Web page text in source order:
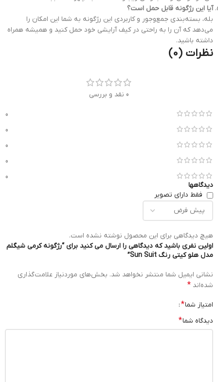
آیا این رژگونه قابل حمل است؟
بله، بسته‌بندی جمع‌وجور و کاربردی این رژگونه به شما این امکان را
می‌دهد که آن را به راحتی در کیف آرایشی خود حمل کنید و همیشه همراه
داشته باشید.
نظرات (0)
0 نقد و بررسی
0
0
0
0
0
دیدگاهها
فقط دارای تصویر
هیچ دیدگاهی برای این محصول نوشته نشده است.
اولین نفری باشید که دیدگاهی را ارسال می کنید برای “رژگونه کرمی شیگلم
مدل هلو کیتی رنگ Sun Suit”
نشانی ایمیل شما منتشر نخواهد شد. بخش‌های موردنیاز علامت‌گذاری
شده‌اند *
امتیاز شما*
دیدگاه شما*